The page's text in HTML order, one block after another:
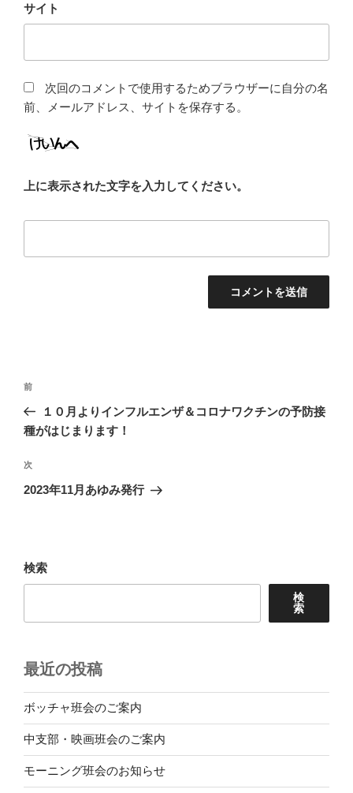
サイト
次回のコメントで使用するためブラウザーに自分の名
前、メールアドレス、サイトを保存する。
上に表示された文字を入力してください。
投
ナ
ゲ
ー
前
の
投
前
１０月よりインフルエンザ＆コロナワクチンの予防接
種がはじまります！
次
の
次
2023年11月あゆみ発行
検索
検
索
最近の投稿
ボッチャ班会のご案内
中支部・映画班会のご案内
モーニング班会のお知らせ